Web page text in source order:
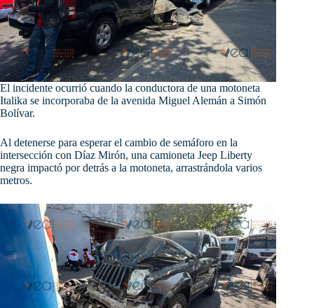
El incidente ocurrió cuando la conductora de una motoneta
Italika se incorporaba de la avenida Miguel Alemán a Simón
Bolívar.
Al detenerse para esperar el cambio de semáforo en la
intersección con Díaz Mirón, una camioneta Jeep Liberty
negra impactó por detrás a la motoneta, arrastrándola varios
metros.